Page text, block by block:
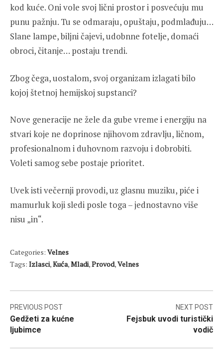
kod kuće. Oni vole svoj lični prostor i posvećuju mu
punu pažnju. Tu se odmaraju, opuštaju, podmlađuju…
Slane lampe, biljni čajevi, udobnne fotelje, domaći
obroci, čitanje… postaju trendi.
Zbog čega, uostalom, svoj organizam izlagati bilo
kojoj štetnoj hemijskoj supstanci?
Nove generacije ne žele da gube vreme i energiju na
stvari koje ne doprinose njihovom zdravlju, ličnom,
profesionalnom i duhovnom razvoju i dobrobiti.
Voleti samog sebe postaje prioritet.
Uvek isti večernji provodi, uz glasnu muziku, piće i
mamurluk koji sledi posle toga – jednostavno više
nisu „in“.
Categories: Velnes
Tags: Izlasci,Kuća,Mladi,Provod,Velnes
Post
navigation
PREVIOUS POST
Gedžeti za kućne
ljubimce
NEXT POST
Fejsbuk uvodi turistički
vodič